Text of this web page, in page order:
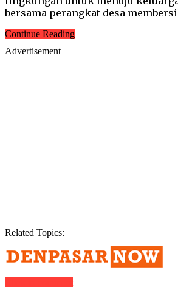
bersama perangkat desa
Continue Reading
Advertisement
Related Topics: